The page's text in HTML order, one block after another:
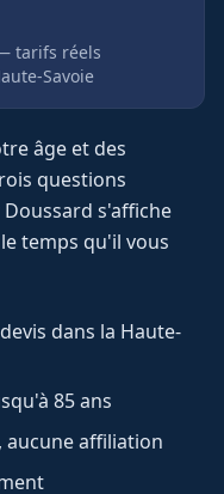
tarifs réels
Savoie
âge et des
questions
Doussard s'affiche
temps qu'il vous
dans la Haute-
85 ans
aucune affiliation